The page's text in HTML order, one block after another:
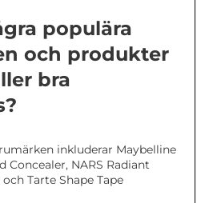
populära
och produkter
bra
inkluderar Maybelline
Concealer, NARS Radiant
Tarte Shape Tape